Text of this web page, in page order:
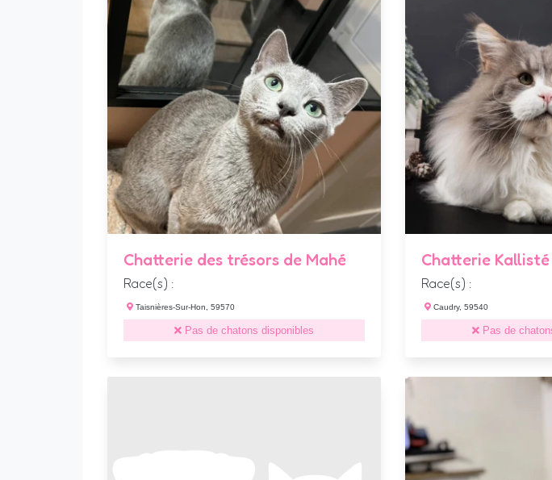
Chatterie des trésors de Mahé
Race(s) :
Taisnières-Sur-Hon, 59570
Pas de chatons disponibles
Chatterie
Race(s) :
Caudry, 59540
Pas de